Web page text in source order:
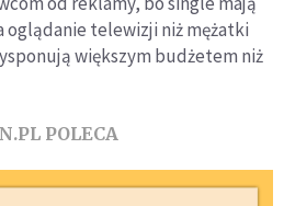
oglądanie telewizji niż mężatki
większym budżetem niż
POLECA